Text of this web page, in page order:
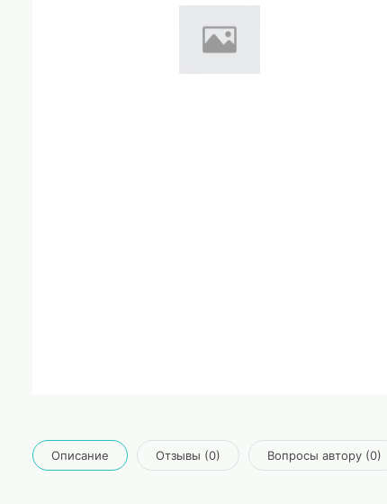
Описание Отзывы (0) Вопросы автору (0)